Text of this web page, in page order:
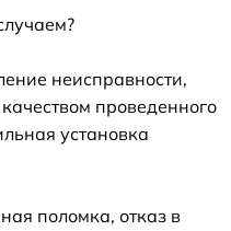
неисправности,
проведенного
установка
поломка, отказ в